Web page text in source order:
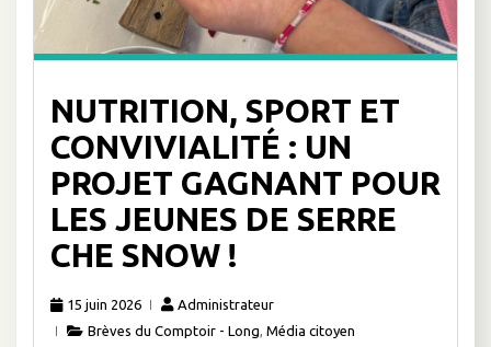
NUTRITION, SPORT ET
CONVIVIALITÉ : UN
PROJET GAGNANT POUR
LES JEUNES DE SERRE
CHE SNOW !
15 juin 2026
Administrateur
Brèves du Comptoir - Long, Média citoyen